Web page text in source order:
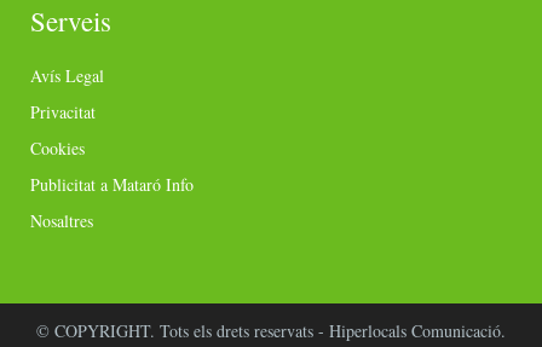
Serveis
Avís Legal
Privacitat
Cookies
Publicitat a Mataró Info
Nosaltres
© COPYRIGHT. Tots els drets reservats - Hiperlocals Comunicació.